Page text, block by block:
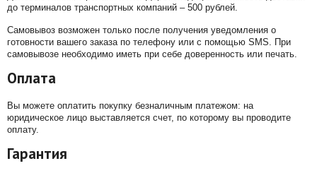
до терминалов транспортных компаний – 500 рублей.
Самовывоз возможен только после получения уведомления о
готовности вашего заказа по телефону или с помощью SMS. При
самовывозе необходимо иметь при себе доверенность или печать.
Оплата
Вы можете оплатить покупку безналичным платежом: на
юридическое лицо выставляется счет, по которому вы проводите
оплату.
Гарантия